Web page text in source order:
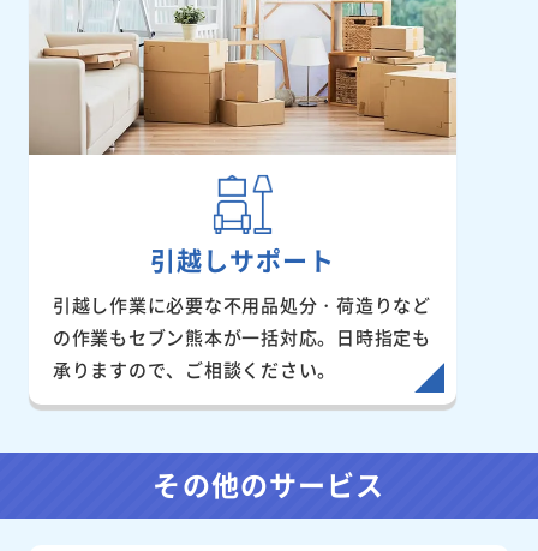
引越しサポート
引越し作業に必要な不用品処分・荷造りなど
の作業もセブン熊本が一括対応。日時指定も
承りますので、ご相談ください。
その他のサービス